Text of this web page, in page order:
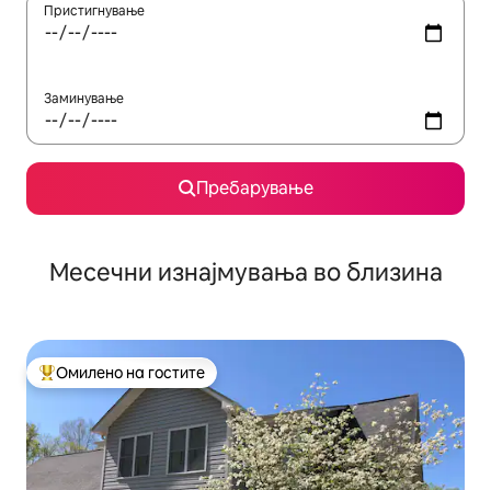
Пристигнување
Заминување
Пребарување
Месечни изнајмувања во близина
Меѓу најуспешните „Омилени на гостите“
Омилено на гостите